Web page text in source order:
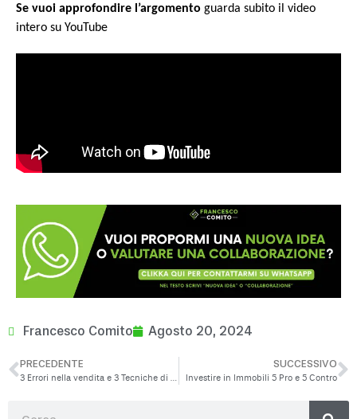
Se vuoi approfondire l’argomento guarda subito il video
intero su YouTube
Francesco Comito Agosto 20, 2024
PRECEDENTE
3 Errori nella vendita e 3 Tecniche di Vendita
SUCCESSIVO
Investire in Immobili 5 Pro e 5 Contro